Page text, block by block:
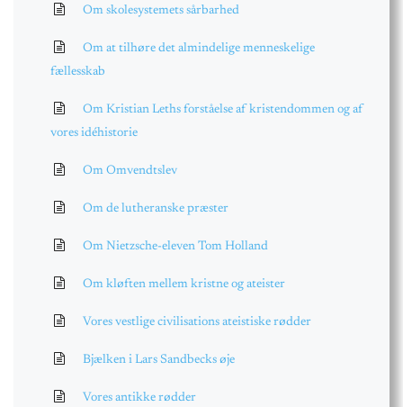
Om skolesystemets sårbarhed
Om at tilhøre det almindelige menneskelige
fællesskab
Om Kristian Leths forståelse af kristendommen og af
vores idéhistorie
Om Omvendtslev
Om de lutheranske præster
Om Nietzsche-eleven Tom Holland
Om kløften mellem kristne og ateister
Vores vestlige civilisations ateistiske rødder
Bjælken i Lars Sandbecks øje
Vores antikke rødder